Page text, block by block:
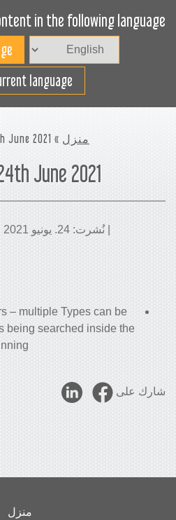
in the following language:
language
Toggle
navigation
افضل استخدام
منزل »
June 2021
June 2021
| نُشرت: 24. يونيو 2021 | تم التحديث: 24. يونيو 2021
– multiple Types can be
being searched inside the
شارك على
منزل